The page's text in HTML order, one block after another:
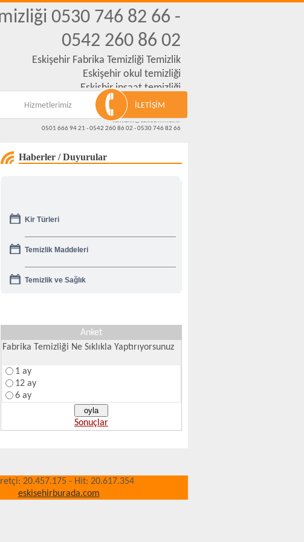
0530 746 82 66 -
0542 260 86 02
Eskişehir Fabrika Temizliği Temizlik
Eskişehir okul temizliği
Eskişhir inşaat temizliği
Eskişehir merdiven temizliği
temizlik@eskisehir.net.tr
0501 666 94 21 - 0542 260 86 02 - 0530 746 82 66
Hizmetlerimiz İLETİŞİM
Haberler / Duyurular
Kir Türleri
Temizlik Maddeleri
Temizlik ve Sağlık
Nasıl Temizlik Yapılır
Anket
Fabrika Temizliği Ne Sıklıkla Yaptırıyorsunuz
1 ay
12 ay
6 ay
Sonuçlar
20.457.175 - Hit: 20.617.354
eskisehirburada.com